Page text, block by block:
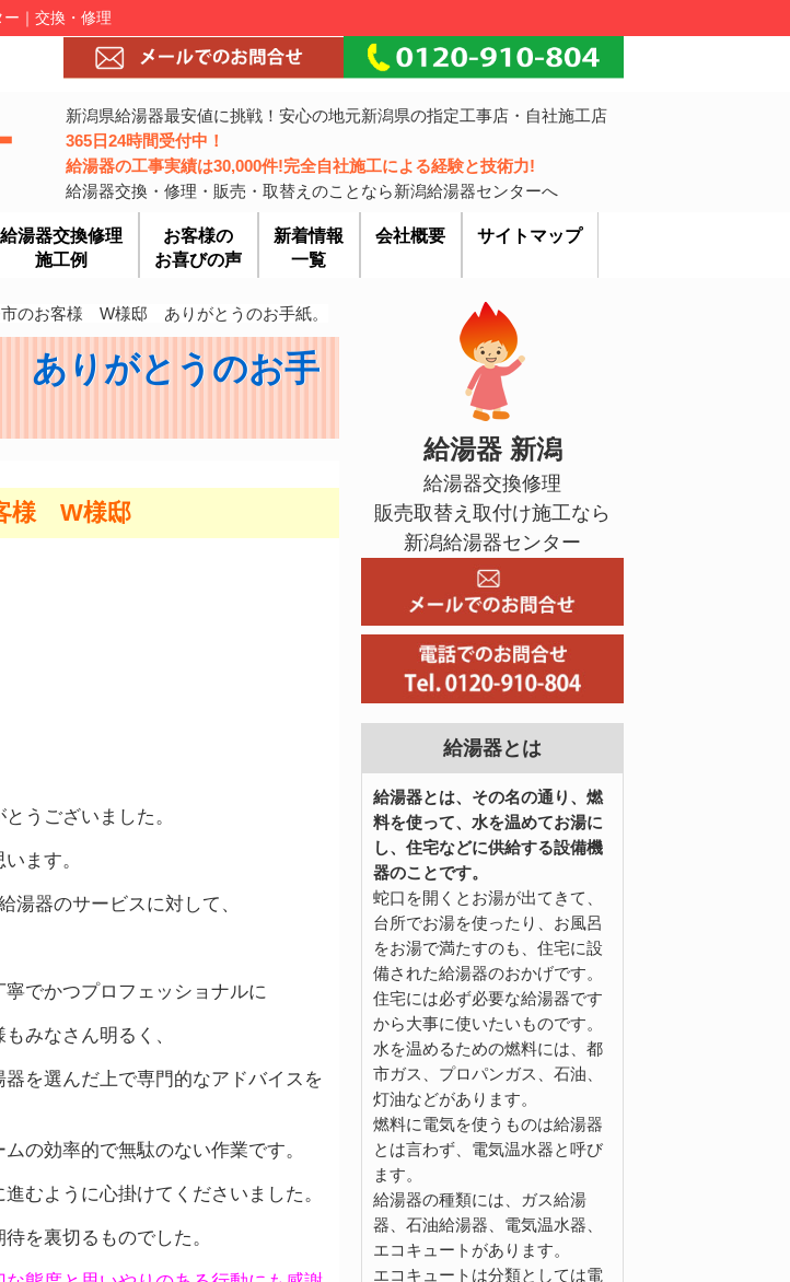
｜交換・修理
新潟県給湯器最安値に挑戦！安心の地元新潟県の指定工事店・自社施工店
365日24時間受付中！
給湯器の工事実績は30,000件!完全自社施工による経験と技術力!
給湯器交換・修理・販売・取替えのことなら新潟給湯器センターへ
給湯器交換修理
施工例
お客様の
お喜びの声
新着情報
一覧
会社概要 サイトマップ
市のお客様 W様邸 ありがとうのお手紙。
ありがとうのお手
様 W様邸
うございました。
ます。
湯器のサービスに対して、
でかつプロフェッショナルに
みなさん明るく、
を選んだ上で専門的なアドバイスを
の効率的で無駄のない作業です。
むように心掛けてくださいました。
を裏切るものでした。
給湯器 新潟
給湯器交換修理
販売取替え取付け施工なら
新潟給湯器センター
給湯器とは
給湯器とは、その名の通り、燃
料を使って、水を温めてお湯に
し、住宅などに供給する設備機
器のことです。
蛇口を開くとお湯が出てきて、
台所でお湯を使ったり、お風呂
をお湯で満たすのも、住宅に設
備された給湯器のおかげです。
住宅には必ず必要な給湯器です
から大事に使いたいものです。
水を温めるための燃料には、都
市ガス、プロパンガス、石油、
灯油などがあります。
燃料に電気を使うものは給湯器
とは言わず、電気温水器と呼び
ます。
給湯器の種類には、ガス給湯
器、石油給湯器、電気温水器、
エコキュートがあります。
エコキュートは分類としては電